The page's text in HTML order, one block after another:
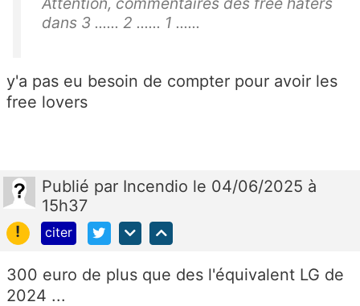
dans 3 ...... 2 ...... 1 ......
y'a pas eu besoin de compter pour avoir les
free lovers
Publié par Incendio le 04/06/2025 à
15h37
!
citer
300 euro de plus que des l'équivalent LG de
2024 ...